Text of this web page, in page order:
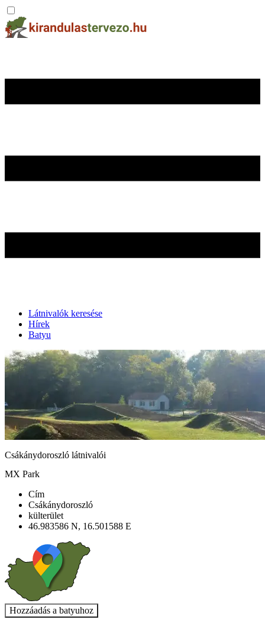
Látnivalók keresése
Hírek
Batyu
Csákánydoroszló látnivalói
MX Park
Cím
Csákánydoroszló
külterület
46.983586 N, 16.501588 E